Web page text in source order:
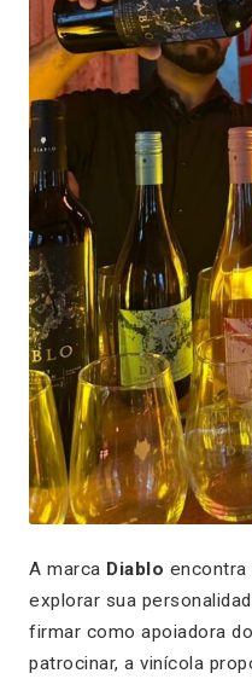
A marca Diablo encontra
explorar sua
firmar como apoiadora
patrocinar, a vinícola